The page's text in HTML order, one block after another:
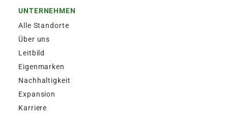
UNTERNEHMEN
Alle Standorte
Über uns
Leitbild
Eigenmarken
Nachhaltigkeit
Expansion
Karriere